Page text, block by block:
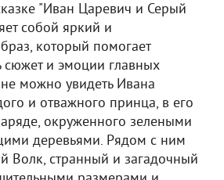
"Иван Царевич и Серый
собой яркий и
который помогает
сюжет и эмоции главных
можно увидеть Ивана
и отважного принца, в его
окруженного зелеными
деревьями. Рядом с ним
Волк, странный и загадочный